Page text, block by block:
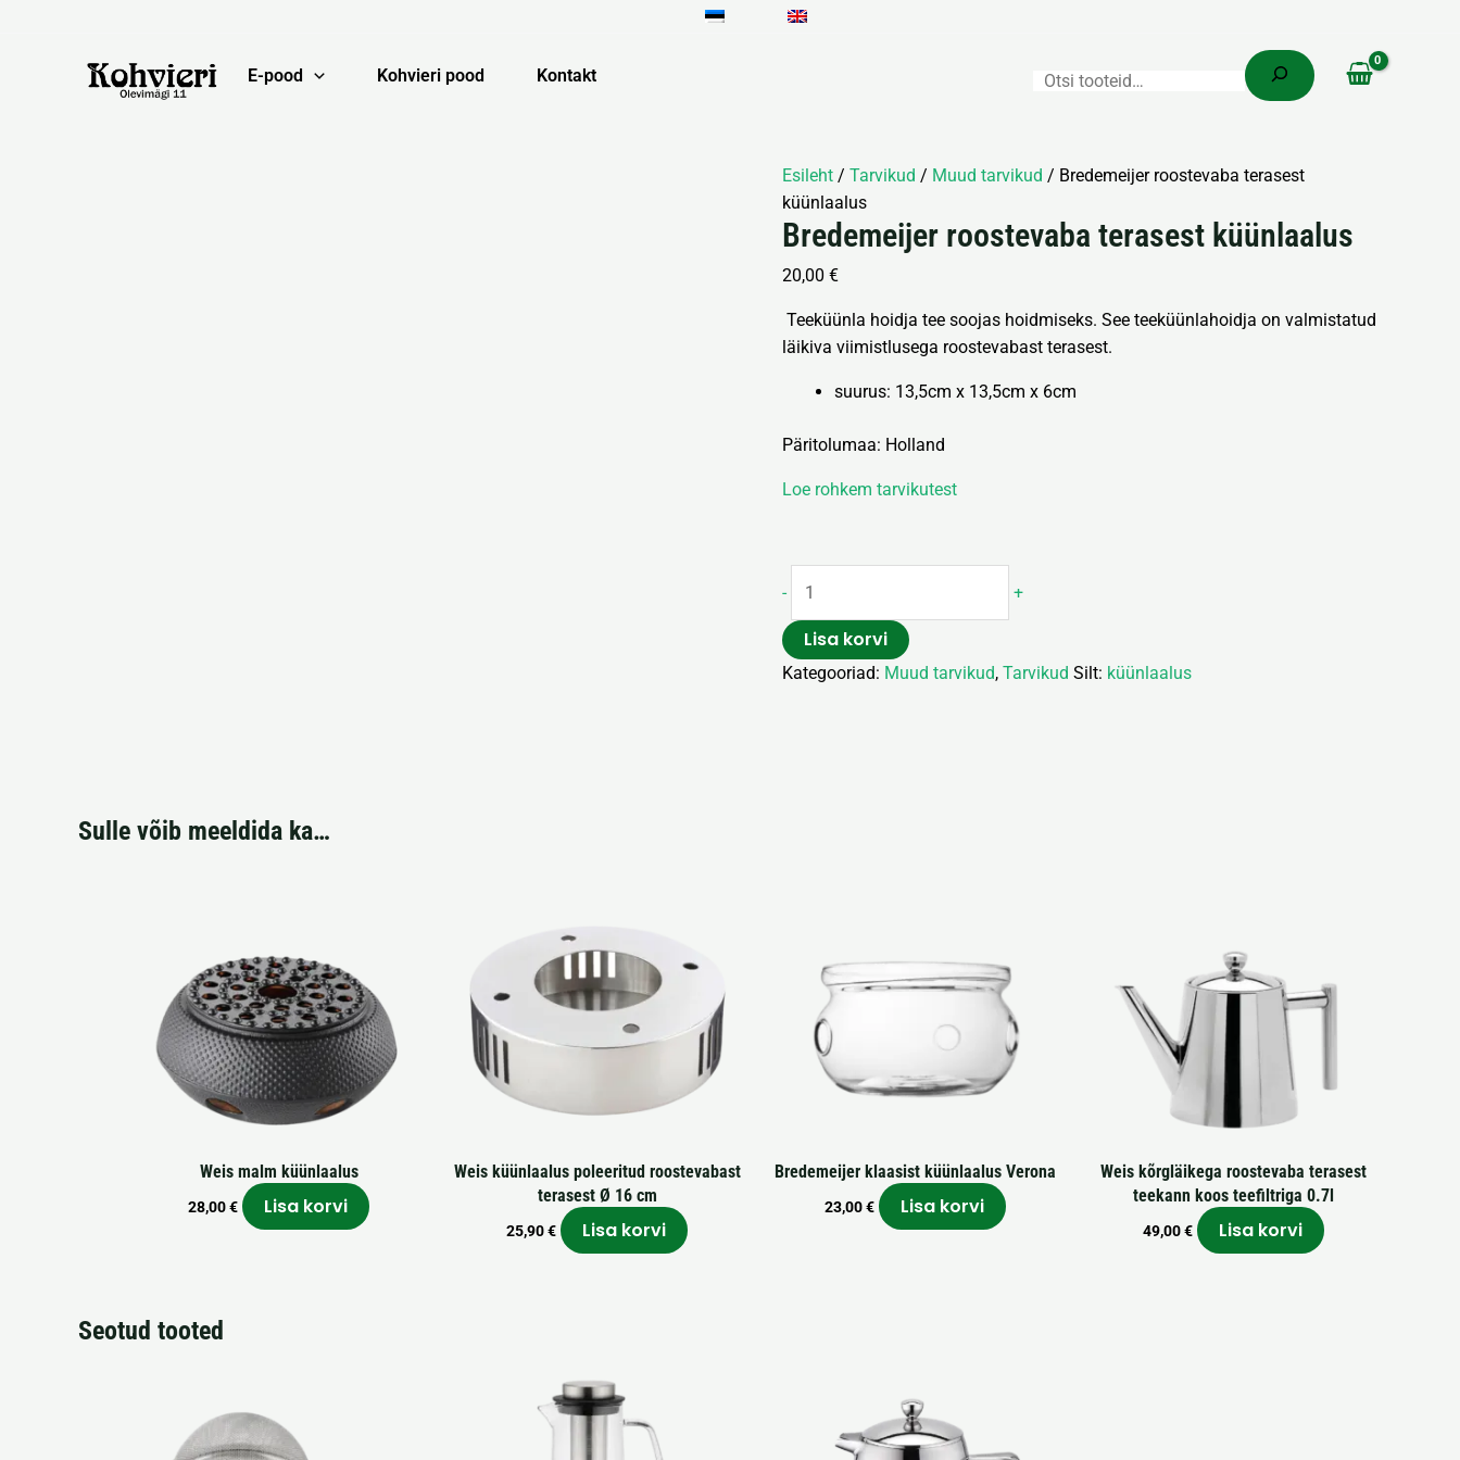
E-pood Kohvieri pood Kontakt
Esileht / Tarvikud / Muud tarvikud / Bredemeijer roostevaba terasest
küünlaalus
Bredemeijer roostevaba terasest küünlaalus
20,00 €
Teeküünla hoidja tee soojas hoidmiseks. See teeküünlahoidja on valmistatud
läikiva viimistlusega roostevabast terasest.
suurus: 13,5cm x 13,5cm x 6cm
Päritolumaa: Holland
Loe rohkem tarvikutest
-
Bredemeijer
+
Lisa korvi
Kategooriad: Muud tarvikud, Tarvikud Silt: küünlaalus
Sulle võib meeldida ka…
Weis malm küünlaalus
28,00€ Lisa korvi
Weis küünlaalus poleeritud roostevabast
terasest Ø 16 cm
25,90€ Lisa korvi
Bredemeijer klaasist küünlaalus Verona
23,00€ Lisa korvi
Weis kõrgläikega roostevaba terasest
teekann koos teefiltriga 0.7l
49,00€ Lisa korvi
Seotud tooted